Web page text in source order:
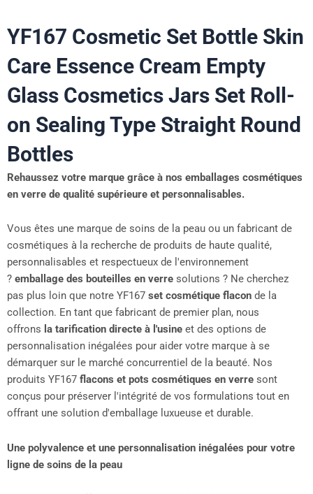
YF167 Cosmetic Set Bottle Skin
Care Essence Cream Empty
Glass Cosmetics Jars Set Roll-
on Sealing Type Straight Round
Bottles
Rehaussez votre marque grâce à nos emballages cosmétiques
en verre de qualité supérieure et personnalisables.
Vous êtes une marque de soins de la peau ou un fabricant de
cosmétiques à la recherche de produits de haute qualité,
personnalisables et respectueux de l'environnement
? emballage des bouteilles en verre solutions ? Ne cherchez
pas plus loin que notre YF167 set cosmétique flacon de la
collection. En tant que fabricant de premier plan, nous
offrons la tarification directe à l'usine et des options de
personnalisation inégalées pour aider votre marque à se
démarquer sur le marché concurrentiel de la beauté. Nos
produits YF167 flacons et pots cosmétiques en verre sont
conçus pour préserver l'intégrité de vos formulations tout en
offrant une solution d'emballage luxueuse et durable.
Une polyvalence et une personnalisation inégalées pour votre
ligne de soins de la peau